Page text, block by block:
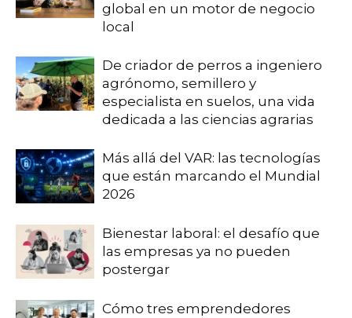
global en un motor de negocio
local
De criador de perros a ingeniero
agrónomo, semillero y
especialista en suelos, una vida
dedicada a las ciencias agrarias
Más allá del VAR: las tecnologías
que están marcando el Mundial
2026
Bienestar laboral: el desafío que
las empresas ya no pueden
postergar
Cómo tres emprendedores